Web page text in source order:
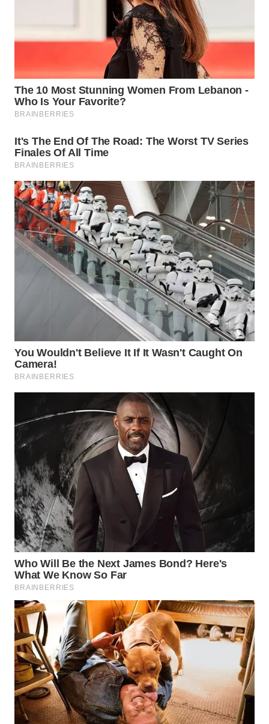
WN
WN
TAPANULI
UTARA
WN
SAMOSIR
WN
PADANG
LAWAS
WN
SUMEDANG
KEPULAUAN
SERIBU
WN
WN
WN
CIREBON
WN
INDRAMAYU
WN
KUNINGAN
WN
MAJALENGKA
WN
SUBANG
WN
SUKABUMI